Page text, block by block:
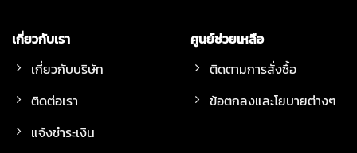
เกี่ยวกับเรา
เกี่ยวกับบริษัท
ติดต่อเรา
แจ้งชำระเงิน
ศูนย์ช่วยเหลือ
ติดตามการสั่งซื้อ
ข้อตกลงและโยบายต่างๆ